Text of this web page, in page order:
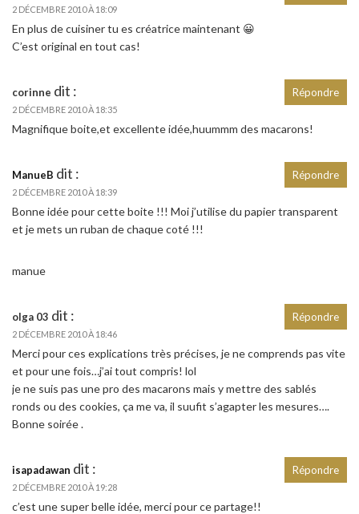
2 DÉCEMBRE 2010 À 18:09
En plus de cuisiner tu es créatrice maintenant 😀
C’est original en tout cas!
corinne dit :
2 DÉCEMBRE 2010 À 18:35
Magnifique boite,et excellente idée,huummm des macarons!
Répondre
ManueB dit :
2 DÉCEMBRE 2010 À 18:39
Bonne idée pour cette boite !!! Moi j’utilise du papier transparent
et je mets un ruban de chaque coté !!!
manue
Répondre
olga 03 dit :
2 DÉCEMBRE 2010 À 18:46
Merci pour ces explications très précises, je ne comprends pas vite
et pour une fois…j’ai tout compris! lol
je ne suis pas une pro des macarons mais y mettre des sablés
ronds ou des cookies, ça me va, il suufit s’agapter les mesures….
Bonne soirée .
Répondre
isapadawan dit :
2 DÉCEMBRE 2010 À 19:28
c’est une super belle idée, merci pour ce partage!!
Répondre